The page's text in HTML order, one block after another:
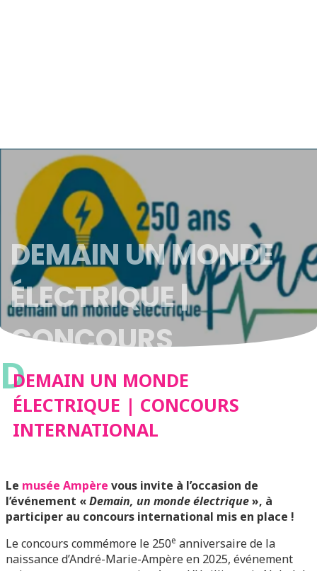
DEMAIN UN MONDE
ÉLECTRIQUE |
CONCOURS
INTERNATIONAL
DDEMAIN UN MONDE
ÉLECTRIQUE | CONCOURS
INTERNATIONAL
Le musée Ampère vous invite à l’occasion de
l’événement «Demain, un monde électrique», à
participer au concours international mis en place !
Le concours commémore le 250e anniversaire de la
naissance d’André-Marie-Ampère en 2025, événement